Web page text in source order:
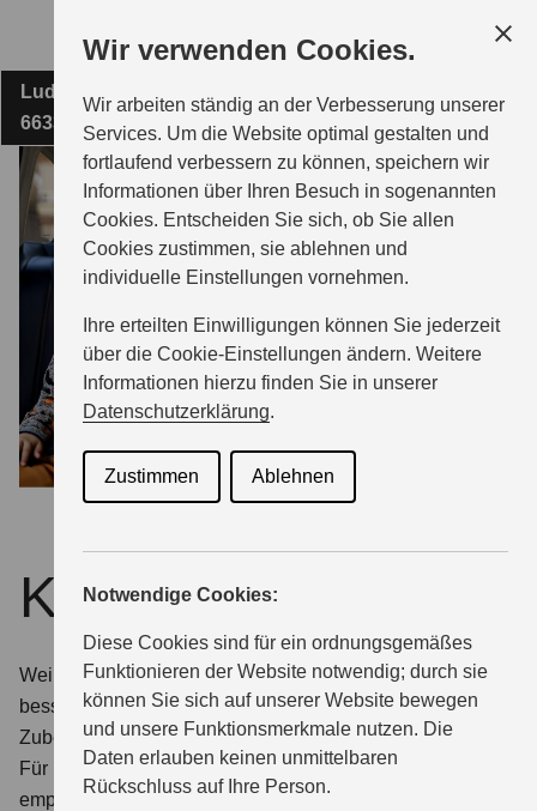
Wir verwenden Cookies.
Wir arbeiten ständig an der Verbesserung unserer
Services. Um die Website optimal gestalten und
fortlaufend verbessern zu können, speichern wir
Informationen über Ihren Besuch in sogenannten
Cookies. Entscheiden Sie sich, ob Sie allen
Cookies zustimmen, sie ablehnen und
individuelle Einstellungen vornehmen.
Ihre erteilten Einwilligungen können Sie jederzeit
über die Cookie-Einstellungen ändern. Weitere
Informationen hierzu finden Sie in unserer
Datenschutzerklärung.
Zustimmen Ablehnen
Notwendige Cookies:
Diese Cookies sind für ein ordnungsgemäßes
Funktionieren der Website notwendig; durch sie
können Sie sich auf unserer Website bewegen
und unsere Funktionsmerkmale nutzen. Die
Daten erlauben keinen unmittelbaren
Rückschluss auf Ihre Person.
Hauptinhalt
AUTO WILHELM GMBH
MODELLE
ZUBEHÖR
BERATUNG & KAUF
GESCHÄFTSKUNDEN
ÜBER UNS
Ludweilerstraße 61 - 63
66333 Völklingen
Keep it real
Weil Elterntaxis unkaputtbar sein müssen, bleibt man
besser beim Original: Suzuki Service, Ersatzteile und
Zubehör.
Für Reparaturen, Wartung oder Zubehör-Anbau
empfehlen wir, beim Original zu bleiben. Bei Suzuki